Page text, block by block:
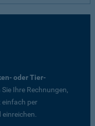
oder Tier-
Ihre Rechnungen,
einfach per